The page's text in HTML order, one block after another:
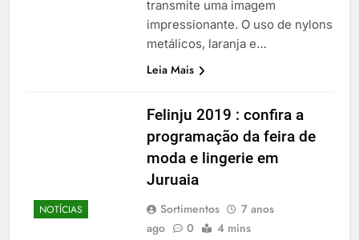
transmite uma imagem
impressionante. O uso de nylons
metálicos, laranja e…
Leia Mais
NOTÍCIAS
Felinju 2019 : confira a
programação da feira de
moda e lingerie em
Juruaia
Sortimentos
7 anos
ago
0 4 mins